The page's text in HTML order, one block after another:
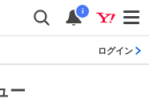
i
ログイン
ー